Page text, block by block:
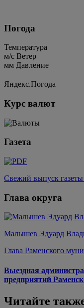
Погода
Температура
м/c Ветер
мм Давление
Яндекс.Погода
Курс валют
Газета
Свежий выпуск
Глава округа
Малышев Эдуард
Глава Раменского
Выездная
предприятий
Читайте